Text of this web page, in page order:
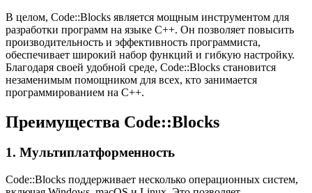
В целом, Code::Blocks является мощным инструментом для
разработки программ на языке C++. Он позволяет повысить
производительность и эффективность программиста,
обеспечивает широкий набор функций и гибкую настройку.
Благодаря своей удобной среде, Code::Blocks становится
незаменимым помощником для всех, кто занимается
программированием на C++.
Преимущества Code::Blocks
1. Мультиплатформенность
Code::Blocks поддерживает несколько операционных систем,